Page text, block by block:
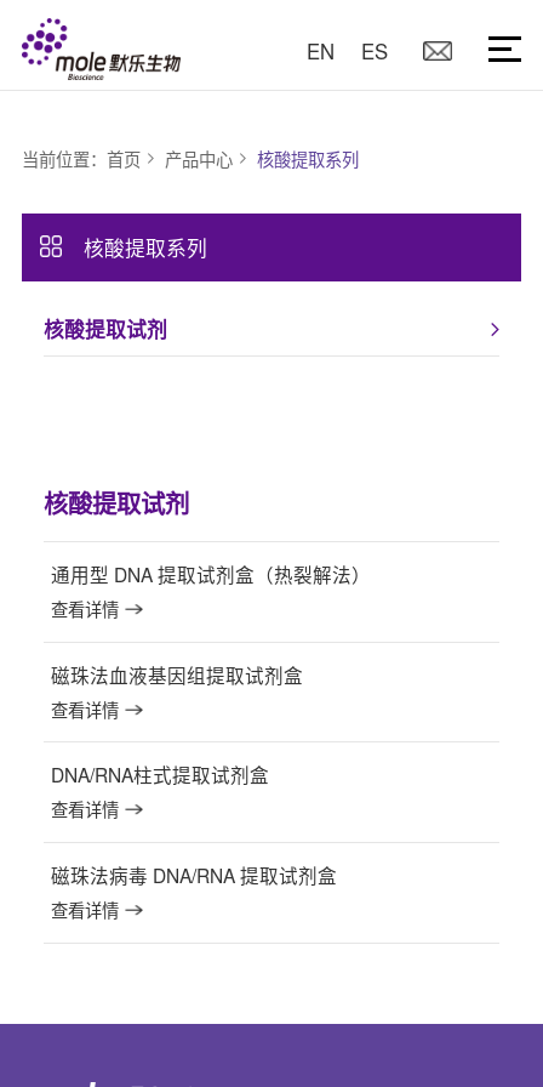
EN ES
当前位置： 首页 产品中心 核酸提取系列
核酸提取系列
核酸提取试剂
核酸提取试剂
通用型 DNA 提取试剂盒（热裂解法）
查看详情
磁珠法血液基因组提取试剂盒
查看详情
DNA/RNA柱式提取试剂盒
查看详情
磁珠法病毒 DNA/RNA 提取试剂盒
查看详情